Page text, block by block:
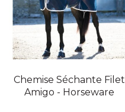
Chemise Séchante Filet
Amigo - Horseware